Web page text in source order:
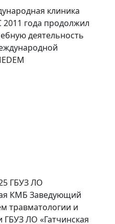
клиника
2011 года продолжил
деятельность
ГБУЗ ЛО
КМБ Заведующий
травматологии и
ГБУЗ ЛО «Гатчинская